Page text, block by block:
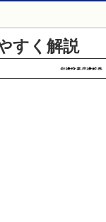
すく解説